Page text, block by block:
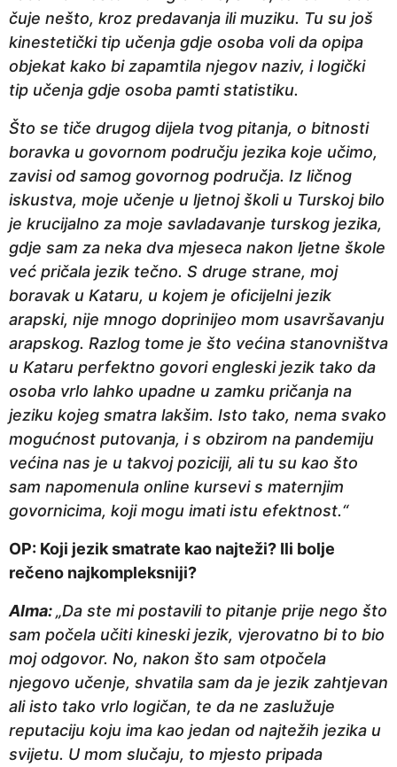
čuje nešto, kroz predavanja ili muziku. Tu su još
kinestetički tip učenja gdje osoba voli da opipa
objekat kako bi zapamtila njegov naziv, i logički
tip učenja gdje osoba pamti statistiku.
Što se tiče drugog dijela tvog pitanja, o bitnosti
boravka u govornom području jezika koje učimo,
zavisi od samog govornog područja. Iz ličnog
iskustva, moje učenje u ljetnoj školi u Turskoj bilo
je krucijalno za moje savladavanje turskog jezika,
gdje sam za neka dva mjeseca nakon ljetne škole
već pričala jezik tečno. S druge strane, moj
boravak u Kataru, u kojem je oficijelni jezik
arapski, nije mnogo doprinijeo mom usavršavanju
arapskog. Razlog tome je što većina stanovništva
u Kataru perfektno govori engleski jezik tako da
osoba vrlo lahko upadne u zamku pričanja na
jeziku kojeg smatra lakšim. Isto tako, nema svako
mogućnost putovanja, i s obzirom na pandemiju
većina nas je u takvoj poziciji, ali tu su kao što
sam napomenula online kursevi s maternjim
govornicima, koji mogu imati istu efektnost.“
OP: Koji jezik smatrate kao najteži? Ili bolje
rečeno najkompleksniji?
Alma:„Da ste mi postavili to pitanje prije nego što
sam počela učiti kineski jezik, vjerovatno bi to bio
moj odgovor. No, nakon što sam otpočela
njegovo učenje, shvatila sam da je jezik zahtjevan
ali isto tako vrlo logičan, te da ne zaslužuje
reputaciju koju ima kao jedan od najtežih jezika u
svijetu. U mom slučaju, to mjesto pripada